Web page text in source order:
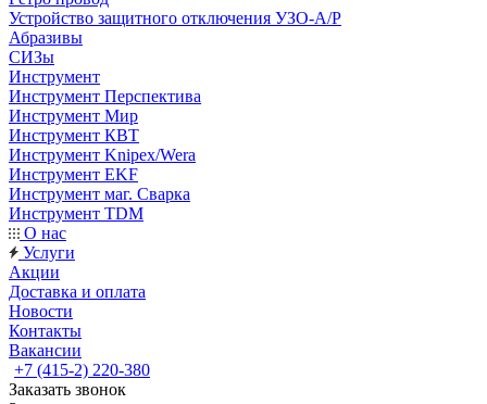
Устройство защитного отключения УЗО-А/Р
Абразивы
СИЗы
Инструмент
Инструмент Перспектива
Инструмент Мир
Инструмент КВТ
Инструмент Knipex/Wera
Инструмент EKF
Инструмент маг. Сварка
Инструмент TDM
О нас
Услуги
Акции
Доставка и оплата
Новости
Контакты
Вакансии
+7 (415-2) 220-380
Заказать звонок